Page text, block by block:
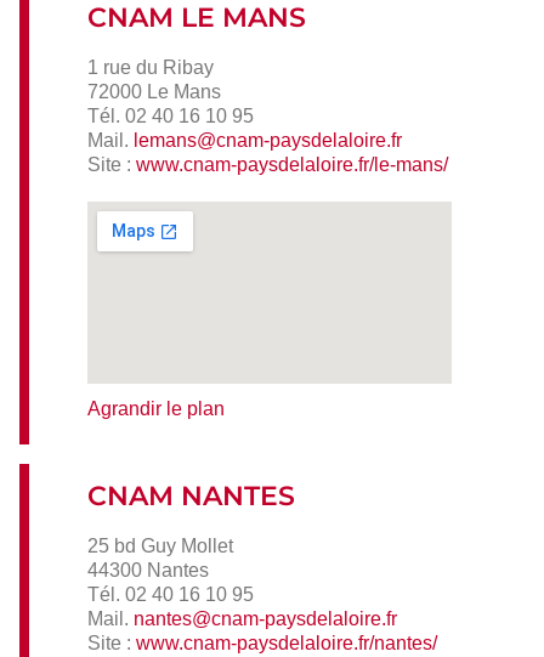
CNAM LE MANS
1 rue du Ribay
72000 Le Mans
Tél. 02 40 16 10 95
Mail. lemans@cnam-paysdelaloire.fr
Site : www.cnam-paysdelaloire.fr/le-mans/
Agrandir le plan
CNAM NANTES
25 bd Guy Mollet
44300 Nantes
Tél. 02 40 16 10 95
Mail. nantes@cnam-paysdelaloire.fr
Site : www.cnam-paysdelaloire.fr/nantes/